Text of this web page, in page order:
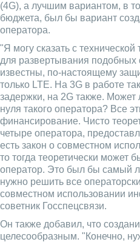
(4G), а лучшим вариантом, в
бюджета, был бы вариант
оператора.
"Я могу сказать с технической
для развертывания подобных
известны, по-настоящему
только LTE. На 3G в работе
задержки, на 2G также. Может
нуля такого оператора? Все
финансирование. Чисто
четыре оператора,
есть закон о совместном
то тогда теоретически может
оператор. Это был бы самый
нужно решить все
совместном использовании
советник Госспецсвязи.
Он также добавил, что
целесообразным. "Конечно,